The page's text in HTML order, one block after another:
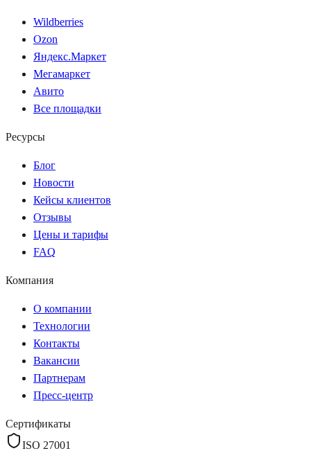
Wildberries
Ozon
Яндекс.Маркет
Мегамаркет
Авито
Все площадки
Ресурсы
Блог
Новости
Кейсы клиентов
Отзывы
Цены и тарифы
FAQ
Компания
О компании
Технологии
Контакты
Вакансии
Партнерам
Пресс-центр
Сертификаты
ISO 27001